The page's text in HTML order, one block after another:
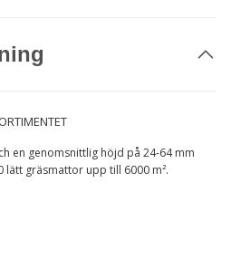
en genomsnittlig höjd på 24-64 mm
lätt gräsmattor upp till 6000 m².